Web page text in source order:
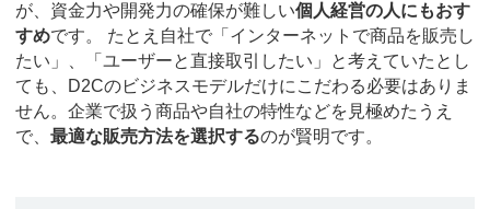
が、資金力や開発力の確保が難しい個人経営の人にもおす
すめです。 たとえ自社で「インターネットで商品を販売し
たい」、「ユーザーと直接取引したい」と考えていたとし
ても、D2Cのビジネスモデルだけにこだわる必要はありま
せん。企業で扱う商品や自社の特性などを見極めたうえ
で、 最適な販売方法を選択するのが賢明です。